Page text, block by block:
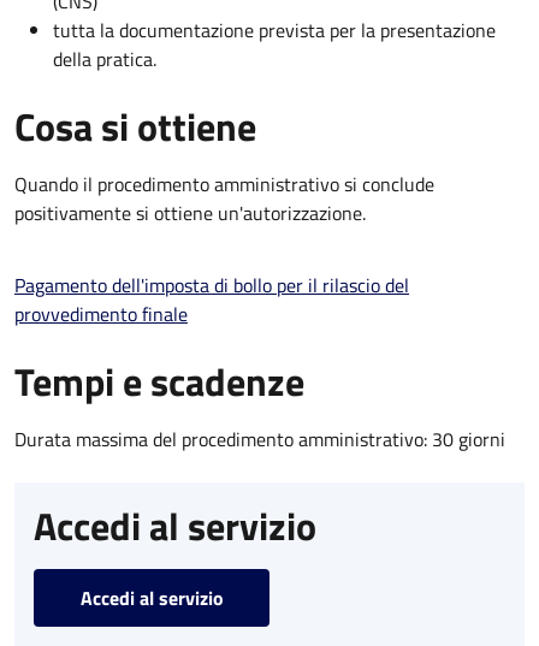
tutta la documentazione prevista per la presentazione
della pratica.
Cosa si ottiene
Quando il procedimento amministrativo si conclude
positivamente si ottiene un'autorizzazione.
Pagamento dell'imposta di bollo per il rilascio del
provvedimento finale
Tempi e scadenze
Durata massima del procedimento amministrativo: 30 giorni
Accedi al servizio
Accedi al servizio